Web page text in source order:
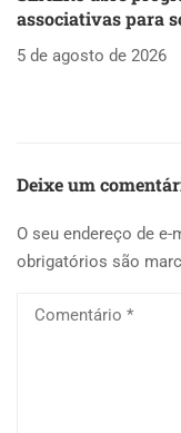
associativas para
5 de agosto de 2026
Deixe um
O seu endereço de
obrigatórios são